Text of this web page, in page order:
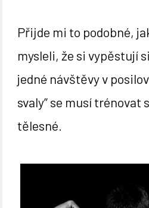
Přijde mi to podobné,
mysleli, že si vypěstují
jedné návštěvy v
svaly” se musí trénovat
tělesné.